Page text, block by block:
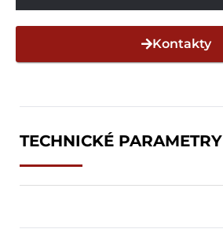
TECHNICKÉ PARAMETRY
Kontakty